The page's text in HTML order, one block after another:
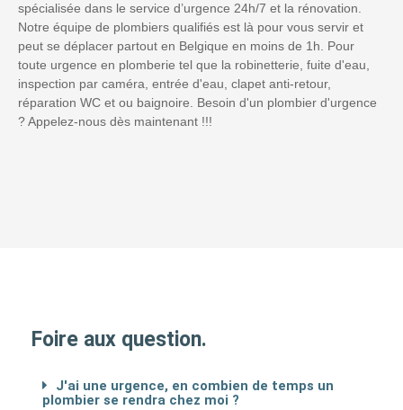
spécialisée dans le service d’urgence 24h/7 et la rénovation.
Notre équipe de plombiers qualifiés est là pour vous servir et
peut se déplacer partout en Belgique en moins de 1h. Pour
toute urgence en plomberie tel que la robinetterie, fuite d'eau,
inspection par caméra, entrée d'eau, clapet anti-retour,
réparation WC et ou baignoire. Besoin d'un plombier d'urgence
? Appelez-nous dès maintenant !!!
Foire aux question.
J'ai une urgence, en combien de temps un
plombier se rendra chez moi ?